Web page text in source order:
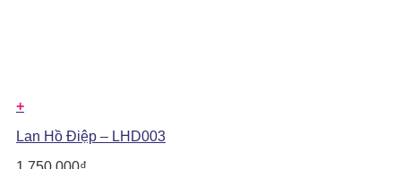
+
Lan Hồ Điệp – LHD003